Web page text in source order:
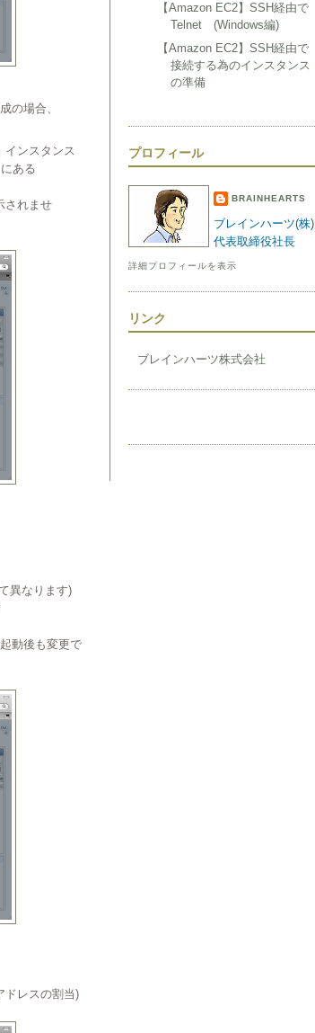
の場合、
インスタンス
ある
されませ
異なります)
動後も変更で
ドレスの割当)
【Amazon EC2】SSH経由で
Telnet (Windows編)
【Amazon EC2】SSH経由で
接続する為のインスタンス
の準備
プロフィール
BRAINHEARTS
ブレインハーツ(株)
代表取締役社長
詳細プロフィールを表示
リンク
ブレインハーツ株式会社